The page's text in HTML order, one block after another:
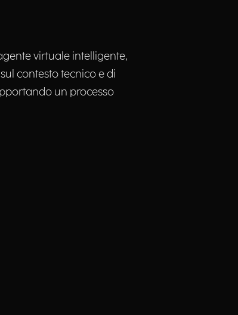
virtuale intelligente,
contesto tecnico e di
un processo